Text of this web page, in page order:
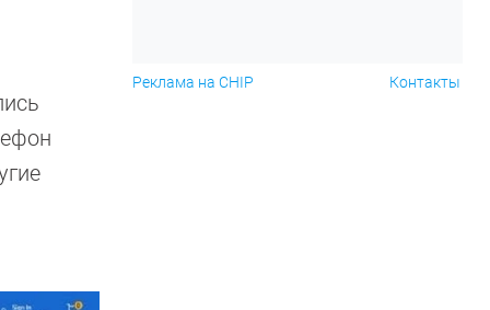
Реклама на CHIP Контакты